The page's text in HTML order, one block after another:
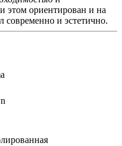
этом ориентирован и на
современно и эстетично.